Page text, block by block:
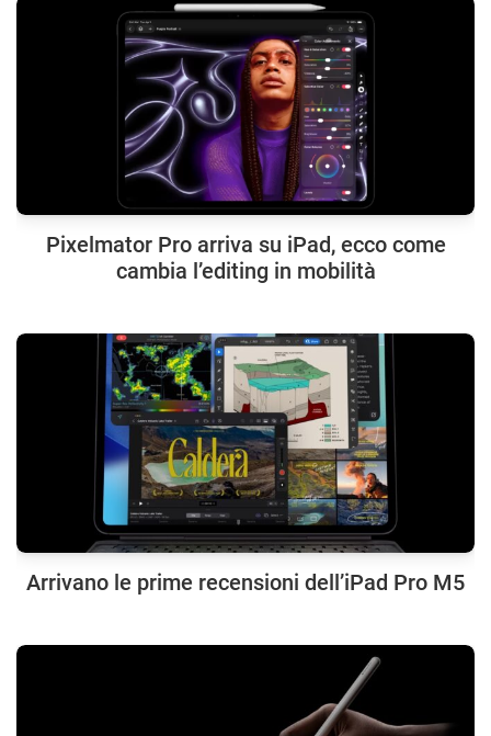
Pixelmator Pro arriva su iPad, ecco come
cambia l’editing in mobilità
Arrivano le prime recensioni dell’iPad Pro M5